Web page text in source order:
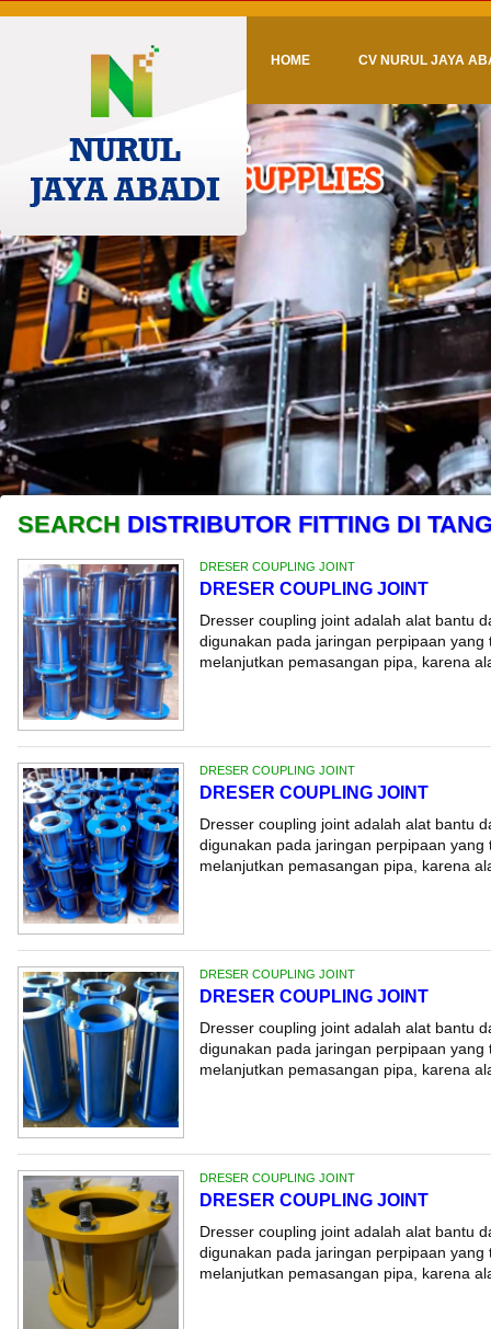
HOME CV NURUL JAYA
SEARCH DISTRIBUTOR FITTING DI
DRESER COUPLING JOINT
DRESER COUPLING JOINT
Dresser coupling joint adalah alat bantu
digunakan pada jaringan perpipaan
melanjutkan pemasangan pipa, karena
DRESER COUPLING JOINT
DRESER COUPLING JOINT
Dresser coupling joint adalah alat bantu
digunakan pada jaringan perpipaan
melanjutkan pemasangan pipa, karena
DRESER COUPLING JOINT
DRESER COUPLING JOINT
Dresser coupling joint adalah alat bantu
digunakan pada jaringan perpipaan
melanjutkan pemasangan pipa, karena
DRESER COUPLING JOINT
DRESER COUPLING JOINT
Dresser coupling joint adalah alat bantu
digunakan pada jaringan perpipaan
melanjutkan pemasangan pipa, karena